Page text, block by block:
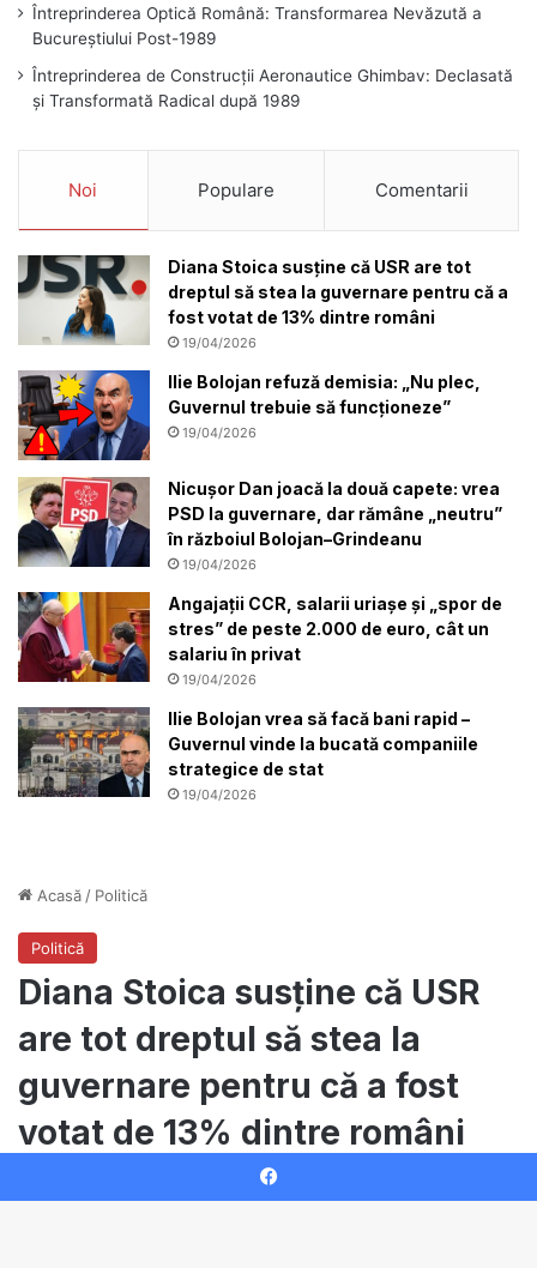
Întreprinderea Optică Română: Transformarea Nevăzută a
Bucureștiului Post-1989
Întreprinderea de Construcții Aeronautice Ghimbav: Declasată
și Transformată Radical după 1989
Noi Populare Comentarii
Diana Stoica susține că USR are tot
dreptul să stea la guvernare pentru că a
fost votat de 13% dintre români
19/04/2026
Ilie Bolojan refuză demisia: „Nu plec,
Guvernul trebuie să funcționeze”
19/04/2026
Nicușor Dan joacă la două capete: vrea
PSD la guvernare, dar rămâne „neutru”
în războiul Bolojan–Grindeanu
19/04/2026
Angajații CCR, salarii uriașe și „spor de
stres” de peste 2.000 de euro, cât un
salariu în privat
19/04/2026
Ilie Bolojan vrea să facă bani rapid –
Guvernul vinde la bucată companiile
strategice de stat
19/04/2026
Facebook